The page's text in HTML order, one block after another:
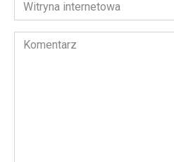
internetowa
Komentarz